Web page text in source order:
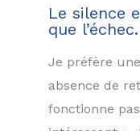
Le silence
que l’échec.
Je préfère
absence de
fonctionne